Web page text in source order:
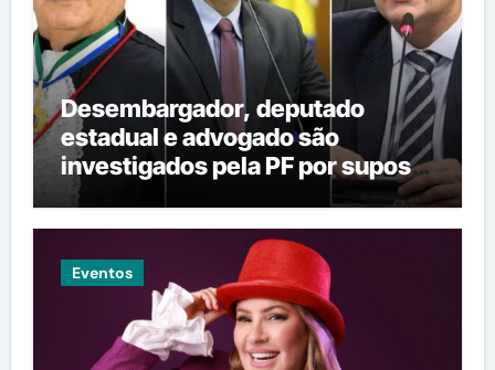
Desembargador, deputado
estadual e advogado são
investigados pela PF por suposta
venda de decisões em Mato
Grosso
Eventos